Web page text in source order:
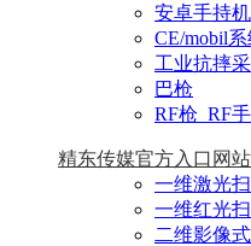
安卓手持机
CE/mobil
工业抗摔
巴枪
RF枪_RF
精东传媒官方入口网
一维激光
一维红光
二维影像